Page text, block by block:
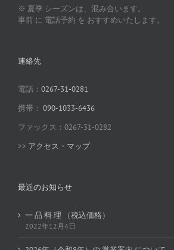
※ 夏季 シーズンは、混み合います。
事前 に 電話予約 を おすすめいたします。
連絡先
電話： 0267-31-0281
携帯： 090-1033-6436
ファックス：0267-31-0282
>> アクセス・マップ
最近のお知らせ
一 品 料 理 （税込価格）
2022年12月4日